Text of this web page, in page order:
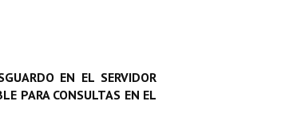
EN EL SERVIDOR
PARA CONSULTAS EN EL